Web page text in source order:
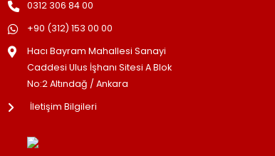
0312 306 84 00
+90 (312) 153 00 00
Hacı Bayram Mahallesi Sanayi
Caddesi Ulus İşhanı Sitesi A Blok
No:2 Altındağ / Ankara
İletişim Bilgileri